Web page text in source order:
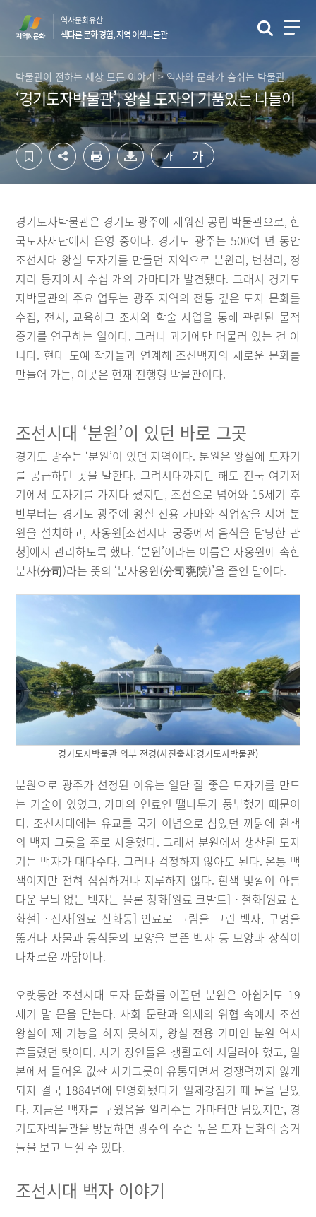
역
바
로
가
기
바
로
가
기
역사문화유산
색다른 문화 경험, 지역 이색박물관
박물관이 전하는 세상 모든 이야기 > 역사와 문화가 숨쉬는 박물관
‘경기도자박물관’, 왕실 도자의 기품있는 나들이
가 가
경기도자박물관은 경기도 광주에 세워진 공립 박물관으로, 한
국도자재단에서 운영 중이다. 경기도 광주는 500여 년 동안
조선시대 왕실 도자기를 만들던 지역으로 분원리, 번천리, 정
지리 등지에서 수십 개의 가마터가 발견됐다. 그래서 경기도
자박물관의 주요 업무는 광주 지역의 전통 깊은 도자 문화를
수집, 전시, 교육하고 조사와 학술 사업을 통해 관련된 물적
증거를 연구하는 일이다. 그러나 과거에만 머물러 있는 건 아
니다. 현대 도예 작가들과 연계해 조선백자의 새로운 문화를
만들어 가는, 이곳은 현재 진행형 박물관이다.
조선시대 ‘분원’이 있던 바로 그곳
경기도 광주는 ‘분원’이 있던 지역이다. 분원은 왕실에 도자기
를 공급하던 곳을 말한다. 고려시대까지만 해도 전국 여기저
기에서 도자기를 가져다 썼지만, 조선으로 넘어와 15세기 후
반부터는 경기도 광주에 왕실 전용 가마와 작업장을 지어 분
원을 설치하고, 사옹원[조선시대 궁중에서 음식을 담당한 관
청]에서 관리하도록 했다. ‘분원’이라는 이름은 사옹원에 속한
분사(分司)라는 뜻의 ‘분사옹원(分司甕院)’을 줄인 말이다.
경기도자박물관 외부 전경(사진출처:경기도자박물관)
분원으로 광주가 선정된 이유는 일단 질 좋은 도자기를 만드
는 기술이 있었고, 가마의 연료인 땔나무가 풍부했기 때문이
다. 조선시대에는 유교를 국가 이념으로 삼았던 까닭에 흰색
의 백자 그릇을 주로 사용했다. 그래서 분원에서 생산된 도자
기는 백자가 대다수다. 그러나 걱정하지 않아도 된다. 온통 백
색이지만 전혀 심심하거나 지루하지 않다. 흰색 빛깔이 아름
다운 무늬 없는 백자는 물론 청화[원료 코발트]ㆍ철화[원료 산
화철]ㆍ진사[원료 산화동] 안료로 그림을 그린 백자, 구멍을
뚫거나 사물과 동식물의 모양을 본뜬 백자 등 모양과 장식이
다채로운 까닭이다.
오랫동안 조선시대 도자 문화를 이끌던 분원은 아쉽게도 19
세기 말 문을 닫는다. 사회 문란과 외세의 위협 속에서 조선
왕실이 제 기능을 하지 못하자, 왕실 전용 가마인 분원 역시
흔들렸던 탓이다. 사기 장인들은 생활고에 시달려야 했고, 일
본에서 들어온 값싼 사기그릇이 유통되면서 경쟁력까지 잃게
되자 결국 1884년에 민영화됐다가 일제강점기 때 문을 닫았
다. 지금은 백자를 구웠음을 알려주는 가마터만 남았지만, 경
기도자박물관을 방문하면 광주의 수준 높은 도자 문화의 증거
들을 보고 느낄 수 있다.
조선시대 백자 이야기